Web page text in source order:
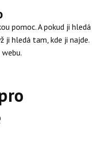
pomoc. A pokud ji hledá
ji hledá tam, kde ji najde.
webu.